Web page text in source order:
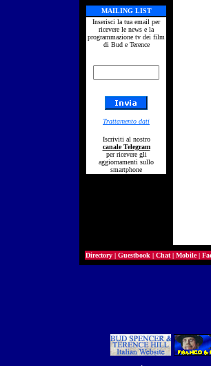
MAILING LIST
Inserisci la tua email per
ricevere le news e la
programmazione tv dei film
di Bud e Terence
Trattamento dati
Iscriviti al nostro
canale Telegram
per ricevere gli
aggiornamenti sullo
smartphone
Directory | Guestbook | Chat | Mobile|